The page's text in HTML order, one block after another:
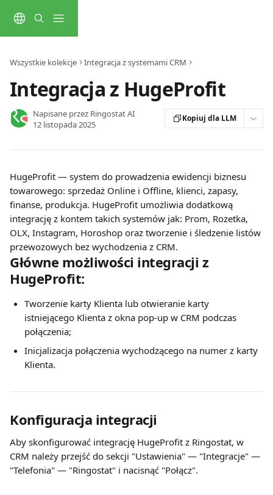
Wszystkie kolekcje Integracja z systemami CRM
Integracja z HugeProfit
Napisane przez Ringostat AI
12 listopada 2025
Kopiuj dla LLM
HugeProfit — system do prowadzenia ewidencji biznesu
towarowego: sprzedaż Online i Offline, klienci, zapasy,
finanse, produkcja. HugeProfit umożliwia dodatkową
integrację z kontem takich systemów jak: Prom, Rozetka,
OLX, Instagram, Horoshop oraz tworzenie i śledzenie listów
przewozowych bez wychodzenia z CRM.
Główne możliwości integracji z
HugeProfit:
Tworzenie karty Klienta lub otwieranie karty
istniejącego Klienta z okna pop-up w CRM podczas
połączenia;
Inicjalizacja połączenia wychodzącego na numer z karty
Klienta.
Konfiguracja integracji
Aby skonfigurować integrację HugeProfit z Ringostat, w
CRM należy przejść do sekcji "Ustawienia" — "Integracje" —
"Telefonia" — "Ringostat" i nacisnąć "Połącz".